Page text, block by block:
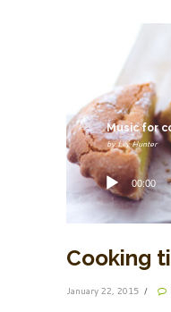
Music for
byLily Hunter
00:00
Cooking
January 22, 2015